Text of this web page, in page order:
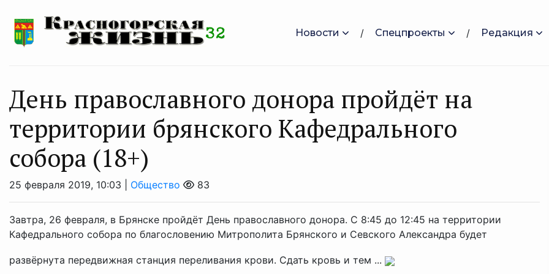
Новости Спецпроекты Редакция
День православного донора пройдёт на
территории брянского Кафедрального
собора (18+)
25 февраля 2019, 10:03 | Общество 83
Завтра, 26 февраля, в Брянске пройдёт День православного донора. С 8:45 до 12:45 на территории
Кафедрального собора по благословению Митрополита Брянского и Севского Александра будет
развёрнута передвижная станция переливания крови. Сдать кровь и тем ...